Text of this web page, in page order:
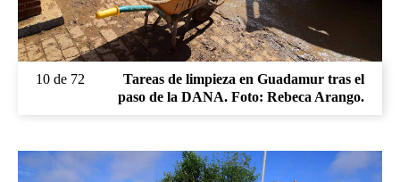
10 de 72
Tareas de limpieza en Guadamur tras el
paso de la DANA. Foto: Rebeca Arango.